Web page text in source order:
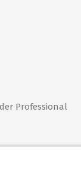
Professional